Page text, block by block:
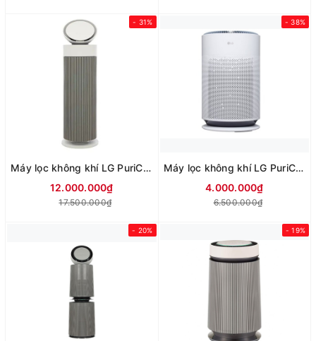
- 31%
Máy lọc không khí LG PuriCare Aero Booster AS55GGSY0 55W
12.000.000₫
17.500.000₫
- 38%
Máy lọc không khí LG PuriCare 360 HIT AS60GHBG0
4.000.000₫
6.500.000₫
- 20% - 19%